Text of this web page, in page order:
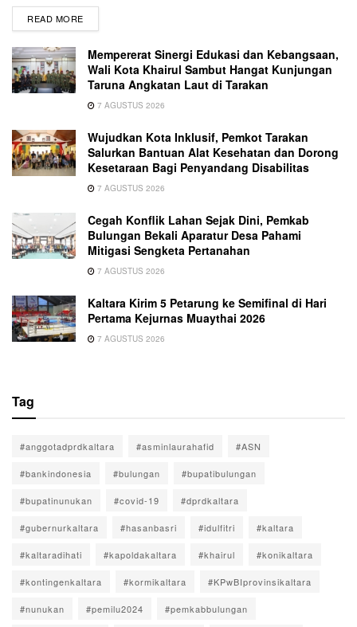
READ MORE
Mempererat Sinergi Edukasi dan Kebangsaan,
Wali Kota Khairul Sambut Hangat Kunjungan
Taruna Angkatan Laut di Tarakan
7 AGUSTUS 2026
Wujudkan Kota Inklusif, Pemkot Tarakan
Salurkan Bantuan Alat Kesehatan dan Dorong
Kesetaraan Bagi Penyandang Disabilitas
7 AGUSTUS 2026
Cegah Konflik Lahan Sejak Dini, Pemkab
Bulungan Bekali Aparatur Desa Pahami
Mitigasi Sengketa Pertanahan
7 AGUSTUS 2026
Kaltara Kirim 5 Petarung ke Semifinal di Hari
Pertama Kejurnas Muaythai 2026
7 AGUSTUS 2026
Tag
#anggotadprdkaltara #asminlaurahafid #ASN
#bankindonesia #bulungan #bupatibulungan
#bupatinunukan #covid-19 #dprdkaltara
#gubernurkaltara #hasanbasri #idulfitri #kaltara
#kaltaradihati #kapoldakaltara #khairul #konikaltara
#kontingenkaltara #kormikaltara #KPwBIprovinsikaltara
#nunukan #pemilu2024 #pemkabbulungan